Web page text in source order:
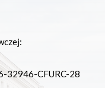
32946-CFURC-28